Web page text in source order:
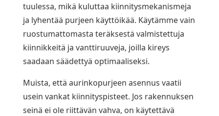
tuulessa, mikä kuluttaa kiinnitysmekanismeja
ja lyhentää purjeen käyttöikää. Käytämme vain
ruostumattomasta teräksestä valmistettuja
kiinnikkeitä ja vanttiruuveja, joilla kireys
saadaan säädettyä optimaaliseksi.
Muista, että aurinkopurjeen asennus vaatii
usein vankat kiinnityspisteet. Jos rakennuksen
seinä ei ole riittävän vahva, on käytettävä